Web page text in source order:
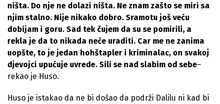
ništa. Do nje ne dolazi ništa. Ne znam zašto se miri sa
njim stalno. Nije nikako dobro. Sramotu još veću
dobijam i goru. Sad tek čujem da su se pomirili, a
rekla je da to nikada neće uraditi. Car me ne zanima
uopšte, to je jedan hohštapler i kriminalac, on svakoj
djevojci upućuje uvrede. Sili se nad slabim od sebe–
rekao je Huso.
Huso je istakao da ne bi došao da podrži Dalilu ni kad bi